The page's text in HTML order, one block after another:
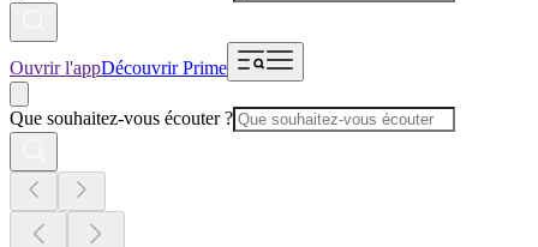
Ouvrir l'appDécouvrir Prime
Que souhaitez-vous écouter ?